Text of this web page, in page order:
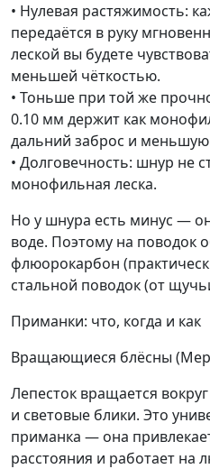
• Нулевая растяжимость:
передаётся в руку
леской вы будете
меньшей чёткостью.
• Тоньше при той же
0.10 мм держит как
дальний заброс и меньшую
• Долговечность: шнур не
монофильная леска.
Но у шнура есть минус —
воде. Поэтому на поводок
флюорокарбон
стальной поводок (от
Приманки: что, когда и как
Вращающиеся блёсны
Лепесток вращается
и световые блики. Это
приманка — она
расстояния и работает на